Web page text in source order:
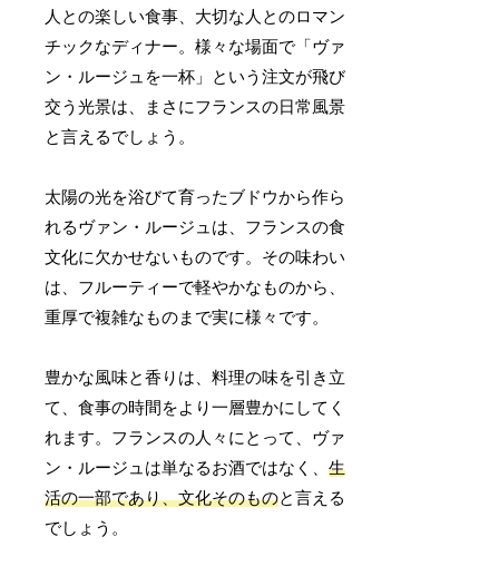
人との楽しい食事、大切な人とのロマン
チックなディナー。様々な場面で「ヴァ
ン・ルージュを一杯」という注文が飛び
交う光景は、まさにフランスの日常風景
と言えるでしょう。
太陽の光を浴びて育ったブドウから作ら
れるヴァン・ルージュは、フランスの食
文化に欠かせないものです。その味わい
は、フルーティーで軽やかなものから、
重厚で複雑なものまで実に様々です。
豊かな風味と香りは、料理の味を引き立
て、食事の時間をより一層豊かにしてく
れます。フランスの人々にとって、ヴァ
ン・ルージュは単なるお酒ではなく、生
活の一部であり、文化そのものと言える
でしょう。